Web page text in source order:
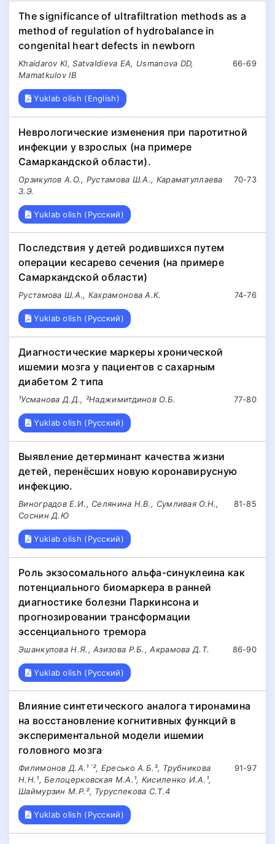
The significance of ultrafiltration methods as a
method of regulation of hydrobalance in
congenital heart defects in newborn
66-69
Khaidarov KI, Satvaldieva EA, Usmanova DD,
Mamatkulov IB
Yuklab olish (English)
Неврологические изменения при паротитной
инфекции у взрослых (на примере
Самаркандской области).
70-73
Орзикулов А.О., Рустамова Ш.А., Караматуллаева
З.Э.
Yuklab olish (Русский)
Последствия у детей родившихся путем
операции кесарево сечения (на примере
Самаркандской области)
74-76
Рустамова Ш.А., Кахрамонова А.К.
Yuklab olish (Русский)
Диагностические маркеры хронической
ишемии мозга у пациентов с сахарным
диабетом 2 типа
77-80
¹Усманова Д.Д., ²Наджимитдинов О.Б.
Yuklab olish (Русский)
Выявление детерминант качества жизни
детей, перенёсших новую коронавирусную
инфекцию.
81-85
Виноградов Е.И., Селянина Н.В., Сумливая О.Н.,
Соснин Д.Ю
Yuklab olish (Русский)
Роль экзосомального альфа-синуклеина как
потенциального биомаркера в ранней
диагностике болезни Паркинсона и
прогнозировании трансформации
эссенциального тремора
86-90
Эшанкулова Н.Я., Азизова Р.Б., Акрамова Д.Т.
Yuklab olish (Русский)
Влияние синтетического аналога тиронамина
на восстановление когнитивных функций в
экспериментальной модели ишемии
головного мозга
91-97
Филимонов Д.А.¹´², Ересько А.Б.³, Трубникова
Н.Н.¹, Белоцерковская М.А.¹, Кисиленко И.А.¹,
Шаймурзин М.Р.², Туруспекова С.Т.4
Yuklab olish (Русский)